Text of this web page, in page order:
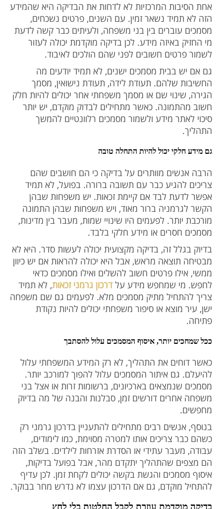
אחת הסיבות המרכזיות לא לדחות את הבדיקה היא שהמידע
הזה לא תמיד נשאר זמין. עם השנים, פרטים נשכחים,
מסמכים עוברים בין בני משפחה, ולעיתים כבר קשה לדעת
מי החזיק באיזה מידע. לכן בדיקה מוקדמת יכולה לעזור
לשמור פרטים חשובים לפני שהם הולכים לאיבוד.
גם אם יש בבית מסמכים ישנים, לא תמיד יודעים מה
החשיבות שלהם. תעודת לידה, תעודת נישואין, מסמך
הגירה, שינוי שם או מסמך משפחתי אחר יכולים להיות חלק
חשוב מהתמונה. כאשר מתחילים לבדוק מוקדם, יש יותר
סיכוי לאתר מידע ולשמור מסמכים רלוונטיים להמשך
התהליך.
גם מידע חלקי יכול להיות התחלה טובה
הרבה אנשים מוותרים על בדיקה כי הם חושבים שהם
צריכים להגיע כבר עם תשובה ברורה. בפועל, לא תמיד
אפשר לדעת לבד אם קיימת זכאות. יש משפחות שבהן
הקשר לגרמניה ברור מאוד, ויש משפחות שבהן התמונה
מורכבת יותר. לפעמים היו שינויי שמות, מעבר בין מדינות,
מסמכים חסרים או מידע חלקי בלבד.
בדיוק בגלל זה, בדיקה מקצועית יכולה לעשות סדר. היא לא
מבטיחה תוצאה מראש, אבל היא יכולה להראות אם יש כיוון
ממשי, אילו פרטים חשוב להשלים ואילו מסמכים כדאי
לחפש. מי שמחפש מידע עלדרכון גרמני זכאות, לא תמיד
צריך להתחיל מתיק מסמכים מלא. לפעמים גם שם משפחה
ישן, עיר מוצא או סיפור משפחתי יכולים להיות נקודת
פתיחה.
ככל שמחכים יותר, איסוף המסמכים עלול להסתבך
כאשר דוחים את התהליך, לא רק המידע המשפחתי עלול
להיעלם. גם איתור המסמכים עלול להפוך למורכב יותר.
מסמכים שנמצאים בארכיונים, ברשומות זרות או אצל בני
משפחה אחרים דורשים זמן, סבלנות והבנה של מה בדיוק
מחפשים.
בנוסף, אנשים רבים מתחילים להתעניין בדרכון גרמני רק
כשהם כבר צריכים אותו למטרה מסוימת, כמו לימודים,
עבודה, מעבר עתידי או הסדרת אזרחות לילדים. בשלב הזה
הם מצפים שהתהליך יתקדם מהר, אבל בפועל בדיקות,
איסוף מסמכים והגשת בקשה יכולים לקחת זמן. לכן עדיף
להתחיל מוקדם, גם אם הדרכון עצמו לא נדרש מחר בבוקר.
בדיקה מוקדמת עוזרת לקבל החלטות בלי לחץ